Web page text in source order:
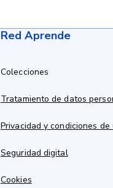
Red Aprende
Colecciones
Tratamiento de datos
Privacidad y condiciones de
Seguridad digital
Cookies